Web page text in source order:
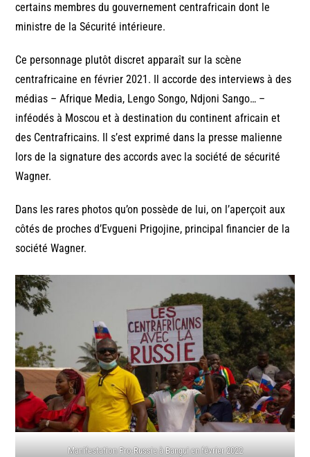
certains membres du gouvernement centrafricain dont le
ministre de la Sécurité intérieure.
Ce personnage plutôt discret apparaît sur la scène
centrafricaine en février 2021. Il accorde des interviews à des
médias – Afrique Media, Lengo Songo, Ndjoni Sango… –
inféodés à Moscou et à destination du continent africain et
des Centrafricains. Il s’est exprimé dans la presse malienne
lors de la signature des accords avec la société de sécurité
Wagner.
Dans les rares photos qu’on possède de lui, on l’aperçoit aux
côtés de proches d’Evgueni Prigojine, principal financier de la
société Wagner.
Manifestation Pro-Russie à Bangui en février 2022